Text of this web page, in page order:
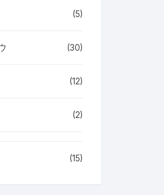
(5)
(30)
(12)
(2)
(15)